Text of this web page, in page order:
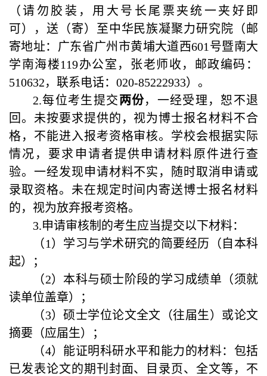
（请勿胶装，用大号长尾票夹统一夹好即
可），送（寄）至中华民族凝聚力研究院（邮
寄地址：广东省广州市黄埔大道西601 号暨南大
学南海楼119办公室，张老师收，邮政编码：
510632，联系电话： 020-85222933）。
2.每位考生提交两份，一经受理，恕不退
回。未按要求提供的，视为博士报名材料不合
格，不能进入报考资格审核。学校会根据实际
情况，要求申请者提供申请材料原件进行查
验。一经发现申请材料不实，随时取消申请或
录取资格。未在规定时间内寄送博士报名材料
的，视为放弃报考资格。
3.申请审核制的考生应当提交以下材料：
（1）学习与学术研究的简要经历（自本科
起）；
（2）本科与硕士阶段的学习成绩单（须就
读单位盖章）；
（3）硕士学位论文全文（往届生）或论文
摘要（应届生）；
（4） 能证明科研水平和能力的材料：包括
已发表论文的期刊封面、目录页、全文等，不